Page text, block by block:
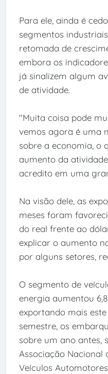
Para ele, ainda é
segmentos
retomada de
embora os
já sinalizem algum
de atividade.
"Muita coisa pode
vemos agora é uma
sobre a economia, o
aumento da
acredito em uma
Na visão dele, as
meses foram
do real frente ao
explicar o aumento
por alguns setores,
O segmento de
energia aumentou
exportando mais
semestre, os
sobre um ano antes,
Associação Nacional
Veículos